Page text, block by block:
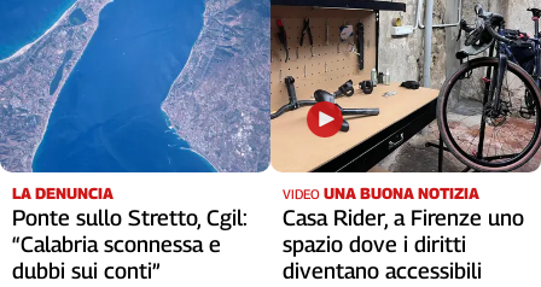
redazione
Newsletter
Social
LA DENUNCIA
Ponte sullo Stretto, Cgil:
“Calabria sconnessa e
dubbi sui conti”
VIDEO UNA BUONA NOTIZIA
Casa Rider, a Firenze uno
spazio dove i diritti
diventano accessibili